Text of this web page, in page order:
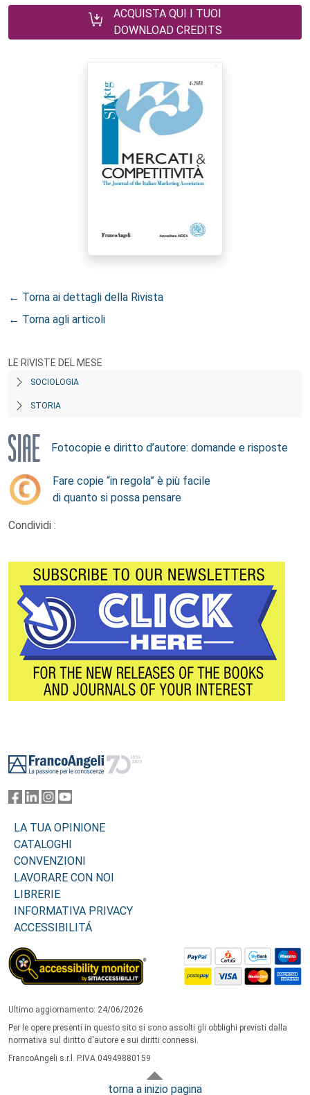
ACQUISTA QUI I TUOI
DOWNLOAD CREDITS
← Torna ai dettagli della Rivista
← Torna agli articoli
LE RIVISTE DEL MESE
SOCIOLOGIA
STORIA
Fotocopie e diritto d’autore: domande e risposte
Fare copie “in regola” è più facile
di quanto si possa pensare
Condividi :
LA TUA OPINIONE
CATALOGHI
CONVENZIONI
LAVORARE CON NOI
LIBRERIE
INFORMATIVA PRIVACY
ACCESSIBILITÁ
Ultimo aggiornamento: 24/06/2026
Per le opere presenti in questo sito si sono assolti gli obblighi previsti dalla
normativa sul diritto d'autore e sui diritti connessi.
FrancoAngeli s.r.l. P.IVA 04949880159
torna a inizio pagina